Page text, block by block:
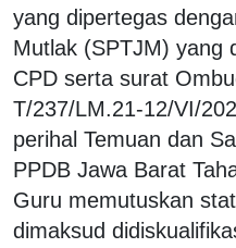
yang dipertegas
Mutlak (SPTJM) yang
CPD serta surat
T/237/LM.21-12/VI/
perihal Temuan dan
PPDB Jawa Barat
Guru memutuskan
dimaksud